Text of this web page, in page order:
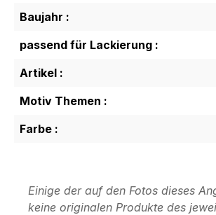
Baujahr :
passend für Lackierung :
Artikel :
Motiv Themen :
Farbe :
Einige der auf den Fotos dieses
keine originalen Produkte des